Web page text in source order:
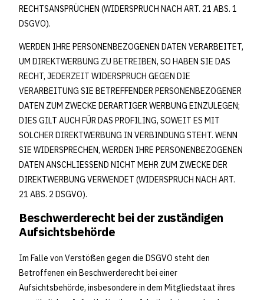
RECHTSANSPRÜCHEN (WIDERSPRUCH NACH ART. 21 ABS. 1
DSGVO).
WERDEN IHRE PERSONENBEZOGENEN DATEN VERARBEITET,
UM DIREKTWERBUNG ZU BETREIBEN, SO HABEN SIE DAS
RECHT, JEDERZEIT WIDERSPRUCH GEGEN DIE
VERARBEITUNG SIE BETREFFENDER PERSONENBEZOGENER
DATEN ZUM ZWECKE DERARTIGER WERBUNG EINZULEGEN;
DIES GILT AUCH FÜR DAS PROFILING, SOWEIT ES MIT
SOLCHER DIREKTWERBUNG IN VERBINDUNG STEHT. WENN
SIE WIDERSPRECHEN, WERDEN IHRE PERSONENBEZOGENEN
DATEN ANSCHLIESSEND NICHT MEHR ZUM ZWECKE DER
DIREKTWERBUNG VERWENDET (WIDERSPRUCH NACH ART.
21 ABS. 2 DSGVO).
Beschwerderecht bei der zuständigen
Aufsichtsbehörde
Im Falle von Verstößen gegen die DSGVO steht den
Betroffenen ein Beschwerderecht bei einer
Aufsichtsbehörde, insbesondere in dem Mitgliedstaat ihres